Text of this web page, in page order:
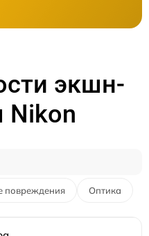
экшн-
Nikon
повреждения Оптика